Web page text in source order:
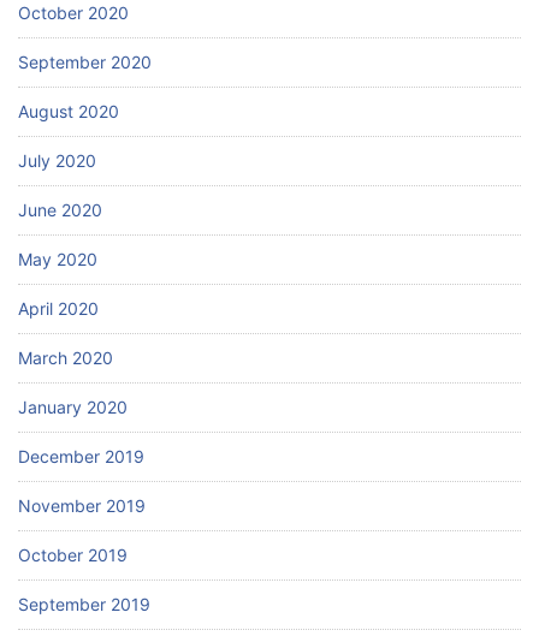
October 2020
September 2020
August 2020
July 2020
June 2020
May 2020
April 2020
March 2020
January 2020
December 2019
November 2019
October 2019
September 2019